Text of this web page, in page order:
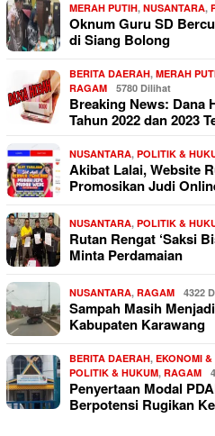
MERAH PUTIH, NUSANTARA,
Oknum Guru SD
di Siang Bolong
BERITA DAERAH, MERAH
RAGAM
5780 Dilihat
Breaking News: Dana
Tahun 2022 dan 2023
NUSANTARA, POLITIK &
Akibat Lalai, Website
Promosikan Judi
NUSANTARA, POLITIK &
Rutan Rengat ‘Saksi
Minta Perdamaian
NUSANTARA, RAGAM 4322
Sampah Masih
Kabupaten Karawang
BERITA DAERAH, EKONOMI &
POLITIK & HUKUM, RAGAM
Penyertaan Modal
Berpotensi Rugikan